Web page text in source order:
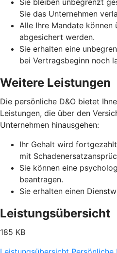
Sie das Unternehmen
Alle Ihre Mandate können
abgesichert werden.
Sie erhalten eine
bei Vertragsbeginn noch
Weitere Leistungen
Die persönliche D&O bietet
Leistungen, die über den
Unternehmen hinausgehen:
Ihr Gehalt wird
mit
Sie können eine
beantragen.
Sie erhalten einen
Leistungsübersicht
185 KB